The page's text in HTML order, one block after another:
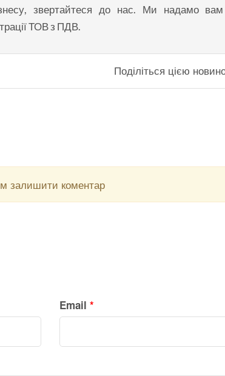
звертайтеся до нас. Ми надамо
ТОВ з ПДВ.
Поділіться цією
залишити коментар
Email *